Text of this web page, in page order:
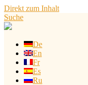
Direkt zum Inhalt
Suche
De
En
Fr
Es
Ru